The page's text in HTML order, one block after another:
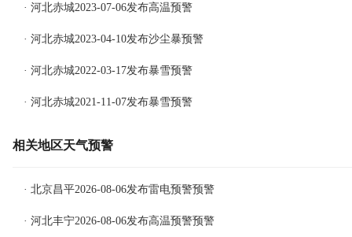
· 河北赤城2023-07-06发布高温预警
· 河北赤城2023-04-10发布沙尘暴预警
· 河北赤城2022-03-17发布暴雪预警
· 河北赤城2021-11-07发布暴雪预警
相关地区天气预警
· 北京昌平2026-08-06发布雷电预警预警
· 河北丰宁2026-08-06发布高温预警预警